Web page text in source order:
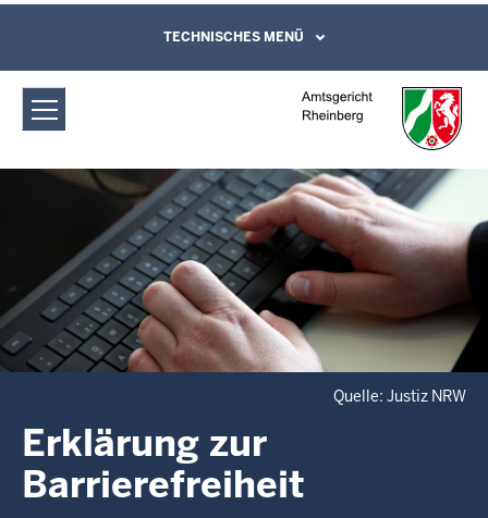
Amtsgericht Rheinberg: Erklärung zur
Barrierefreiheit
Direkt zum Inhalt
Leichte Sprache, Gebärdensprachenvideo
und Kontaktformular
TECHNISCHES MENÜ
Quelle: Justiz NRW
Erklärung zur
Barrierefreiheit